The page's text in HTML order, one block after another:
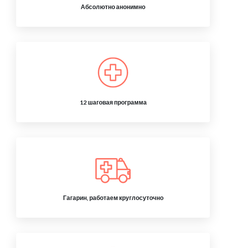
Абсолютно анонимно
12 шаговая программа
Гагарин, работаем круглосуточно